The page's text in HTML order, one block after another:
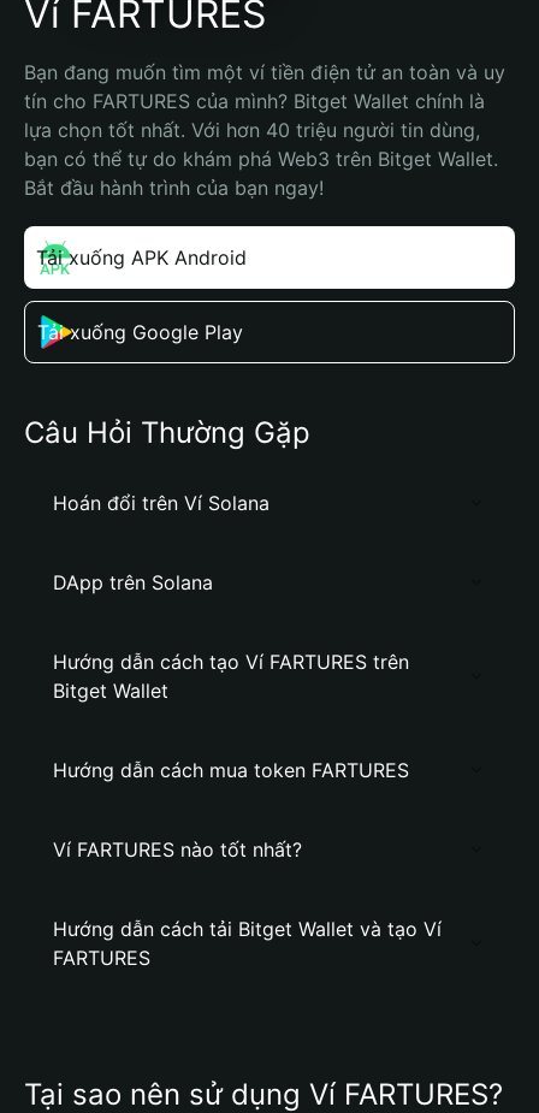
Ví FARTURES
Bạn đang muốn tìm một ví tiền điện tử an toàn và uy
tín cho FARTURES của mình? Bitget Wallet chính là
lựa chọn tốt nhất. Với hơn 40 triệu người tin dùng,
bạn có thể tự do khám phá Web3 trên Bitget Wallet.
Bắt đầu hành trình của bạn ngay!
Tải xuống APK Android
Tải xuống Google Play
Câu Hỏi Thường Gặp
Hoán đổi trên Ví Solana
DApp trên Solana
Hướng dẫn cách tạo Ví FARTURES trên
Bitget Wallet
Hướng dẫn cách mua token FARTURES
Ví FARTURES nào tốt nhất?
Hướng dẫn cách tải Bitget Wallet và tạo Ví
FARTURES
Tại sao nên sử dụng Ví FARTURES?